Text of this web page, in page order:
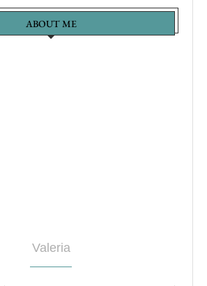
ABOUT ME
Valeria